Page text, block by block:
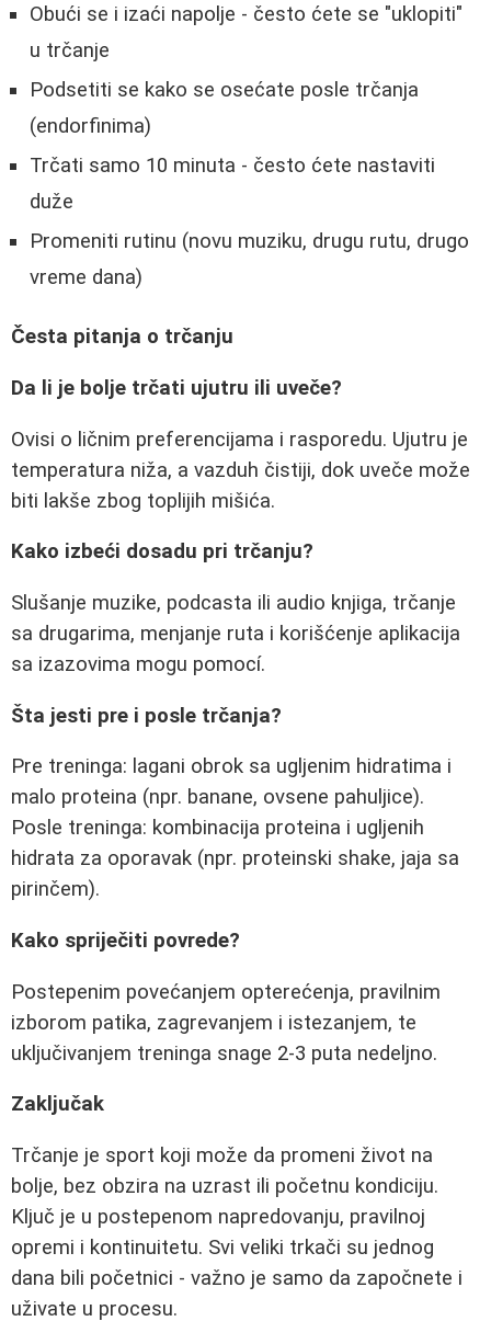
Obući se i izaći napolje - često ćete se "uklopiti"
u trčanje
Podsetiti se kako se osećate posle trčanja
(endorfinima)
Trčati samo 10 minuta - često ćete nastaviti
duže
Promeniti rutinu (novu muziku, drugu rutu, drugo
vreme dana)
Česta pitanja o trčanju
Da li je bolje trčati ujutru ili uveče?
Ovisi o ličnim preferencijama i rasporedu. Ujutru je
temperatura niža, a vazduh čistiji, dok uveče može
biti lakše zbog toplijih mišića.
Kako izbeći dosadu pri trčanju?
Slušanje muzike, podcasta ili audio knjiga, trčanje
sa drugarima, menjanje ruta i korišćenje aplikacija
sa izazovima mogu pomocí.
Šta jesti pre i posle trčanja?
Pre treninga: lagani obrok sa ugljenim hidratima i
malo proteina (npr. banane, ovsene pahuljice).
Posle treninga: kombinacija proteina i ugljenih
hidrata za oporavak (npr. proteinski shake, jaja sa
pirinčem).
Kako spriječiti povrede?
Postepenim povećanjem opterećenja, pravilnim
izborom patika, zagrevanjem i istezanjem, te
uključivanjem treninga snage 2-3 puta nedeljno.
Zaključak
Trčanje je sport koji može da promeni život na
bolje, bez obzira na uzrast ili početnu kondiciju.
Ključ je u postepenom napredovanju, pravilnoj
opremi i kontinuitetu. Svi veliki trkači su jednog
dana bili početnici - važno je samo da započnete i
uživate u procesu.